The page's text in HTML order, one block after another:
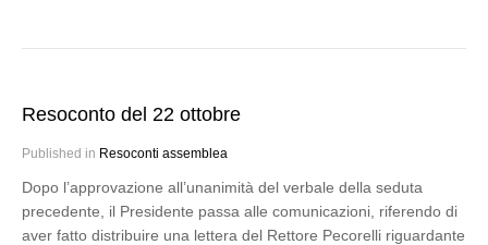
Resoconto del 22 ottobre
Published in Resoconti assemblea
Dopo l’approvazione all’unanimità del verbale della seduta
precedente, il Presidente passa alle comunicazioni, riferendo di
aver fatto distribuire una lettera del Rettore Pecorelli riguardante